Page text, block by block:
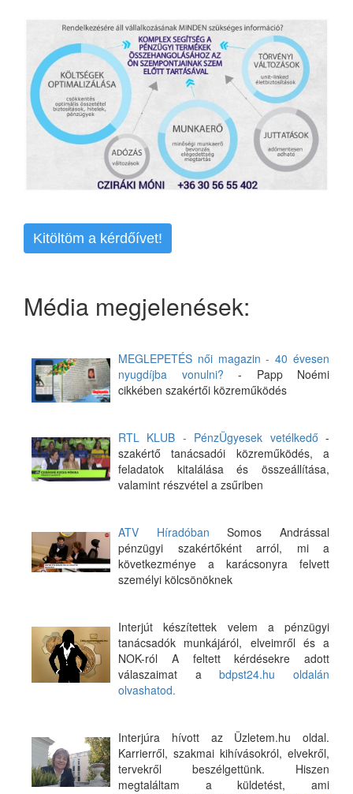
Kitöltöm a kérdőívet!
Média megjelenések:
MEGLEPETÉS női magazin - 40 évesen
nyugdíjba vonulni? - Papp Noémi
cikkében szakértői közreműködés
RTL KLUB - PénzÜgyesek vetélkedő -
szakértő tanácsadói közreműködés, a
feladatok kitalálása és összeállítása,
valamint részvétel a zsűriben
ATV Híradóban Somos Andrással
pénzügyi szakértőként arról, mi a
következménye a karácsonyra felvett
személyi kölcsönöknek
Interjút készítettek velem a pénzügyi
tanácsadók munkájáról, elveimről és a
NOK-ról A feltett kérdésekre adott
válaszaimat abdpst24.hu oldalán
olvashatod.
Interjúra hívott az Üzletem.hu oldal.
Karrierről, szakmai kihívásokról, elvekről,
tervekről beszélgettünk. Hiszen
megtaláltam a küldetést, ami